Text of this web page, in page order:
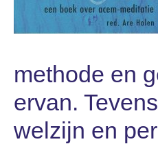
methode en
ervan.
welzijn en